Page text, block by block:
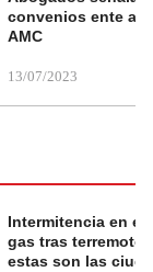
convenios ente
AMC
13/07/2023
Intermitencia en el
gas tras terremoto
estas son las